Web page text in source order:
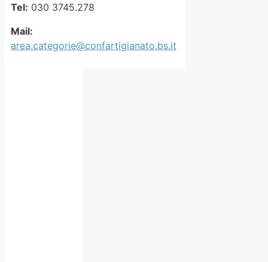
Tel: 030 3745.278
Mail:
area.categorie@confartigianato.bs.it